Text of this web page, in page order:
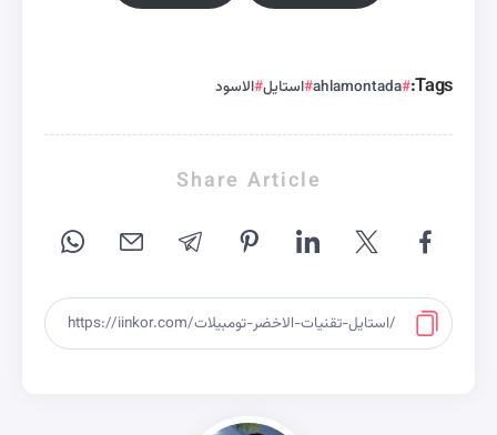
Tags:
ahlamontada استايل الاسود
Share Article